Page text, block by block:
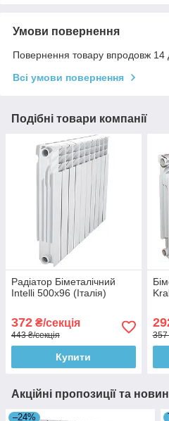
Умови повернення
Повернення товару впродовж 14
Всі умови повернення
Подібні товари компанії
Радіатор Біметалічний
Intelli 500x96 (Італія)
372 ₴/секція
443 ₴/секція
Купити
357
Акційні пропозиції та
–24%